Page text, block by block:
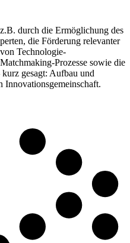
durch die Ermöglichung des
die Förderung relevanter
Technologie-
Prozesse sowie die
gesagt: Aufbau und
Innovationsgemeinschaft.